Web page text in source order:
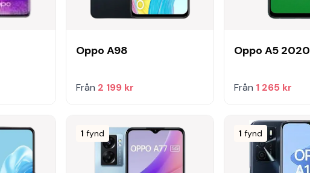
Oppo A98
Från 2 199 kr
Oppo A5 2020
Från 1 265 kr
1 fynd 1 fynd